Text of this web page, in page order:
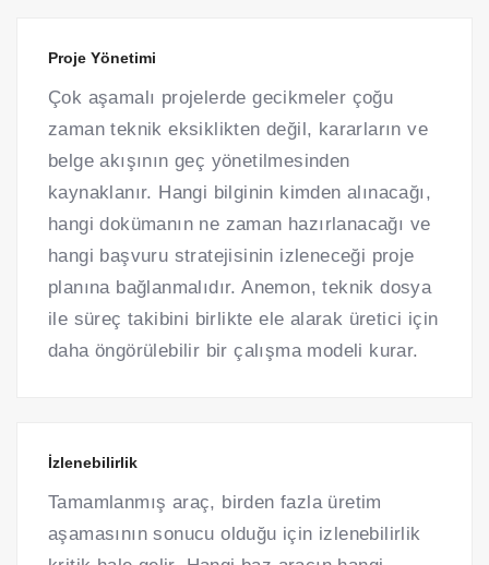
Proje Yönetimi
Çok aşamalı projelerde gecikmeler çoğu
zaman teknik eksiklikten değil, kararların ve
belge akışının geç yönetilmesinden
kaynaklanır. Hangi bilginin kimden alınacağı,
hangi dokümanın ne zaman hazırlanacağı ve
hangi başvuru stratejisinin izleneceği proje
planına bağlanmalıdır. Anemon, teknik dosya
ile süreç takibini birlikte ele alarak üretici için
daha öngörülebilir bir çalışma modeli kurar.
İzlenebilirlik
Tamamlanmış araç, birden fazla üretim
aşamasının sonucu olduğu için izlenebilirlik